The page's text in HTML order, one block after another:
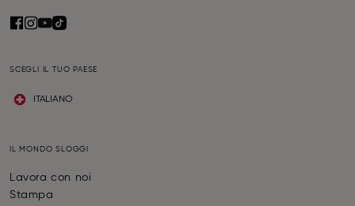
SCEGLI IL TUO PAESE
ITALIANO
IL MONDO SLOGGI
Lavora con noi
Stampa